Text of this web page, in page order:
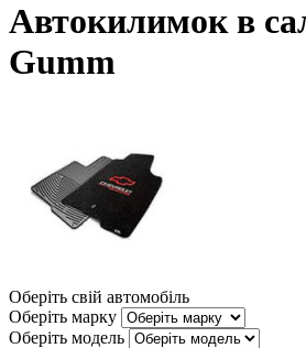
Автокилимок в
Gumm
Оберіть свій автомобіль
Оберіть марку
Оберіть модель